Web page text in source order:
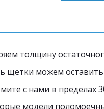
толщину
щетки можем
с нами в пределах
модели